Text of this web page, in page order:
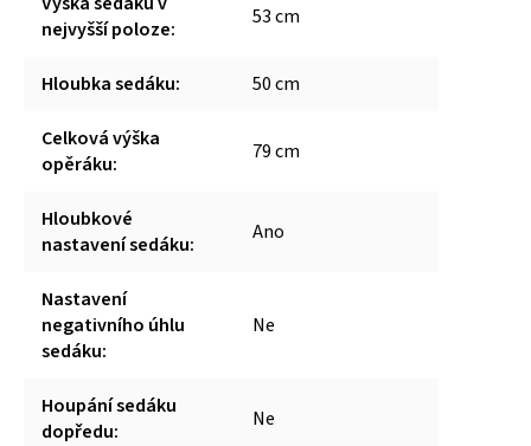
nejvyšší poloze: 53 cm
Hloubka sedáku: 50 cm
Celková výška
opěráku: 79 cm
Hloubkové
nastavení sedáku: Ano
Nastavení
negativního úhlu
sedáku:
Ne
Houpání sedáku
dopředu: Ne